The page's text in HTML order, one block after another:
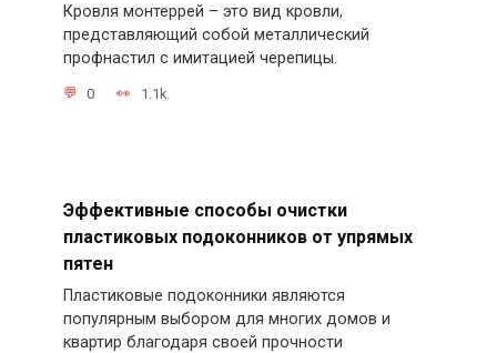
Кровля монтеррей – это вид кровли,
представляющий собой металлический
профнастил с имитацией черепицы.
0 1.1k.
Эффективные способы очистки
пластиковых подоконников от упрямых
пятен
Пластиковые подоконники являются
популярным выбором для многих домов и
квартир благодаря своей прочности